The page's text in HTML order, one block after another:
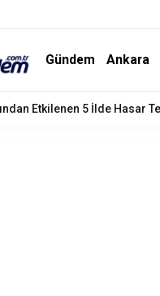
Gündem Ankara
Dehşeti: 3 Ev Alevlere